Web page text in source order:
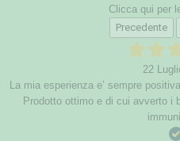
Clicca qui per
Precedente
22
La mia esperienza e’ sempre
Prodotto ottimo e di cui avverto i